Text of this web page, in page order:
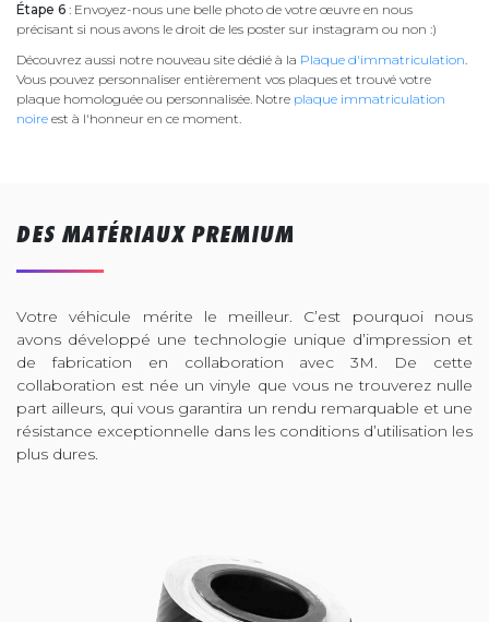
Étape 6 : Envoyez-nous une belle photo de votre œuvre en nous
précisant si nous avons le droit de les poster sur instagram ou non :)
Découvrez aussi notre nouveau site dédié à la Plaque d'immatriculation.
Vous pouvez personnaliser entièrement vos plaques et trouvé votre
plaque homologuée ou personnalisée. Notre plaque immatriculation
noire est à l'honneur en ce moment.
DES MATÉRIAUX PREMIUM
Votre véhicule mérite le meilleur. C’est pourquoi nous
avons développé une technologie unique d’impression et
de fabrication en collaboration avec 3M. De cette
collaboration est née un vinyle que vous ne trouverez nulle
part ailleurs, qui vous garantira un rendu remarquable et une
résistance exceptionnelle dans les conditions d’utilisation les
plus dures.